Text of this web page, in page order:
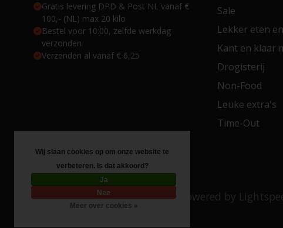
Gratis levering DPD & Post NL vanaf €
100,- (NL) max 20 kilo
Bestel voor 10:00, zelfde werkdag
verzonden
Verzenden al vanaf € 6,25
Sale
Lekker eten
Kant en klaar
Drogisterij
Non-Food
Leuke extra's
Time-Out
© Copyright 2026 Toko 4 All- Powered by
Wij slaan cookies op om onze website te
verbeteren. Is dat akkoord?
Ja
Nee
Meer over cookies »